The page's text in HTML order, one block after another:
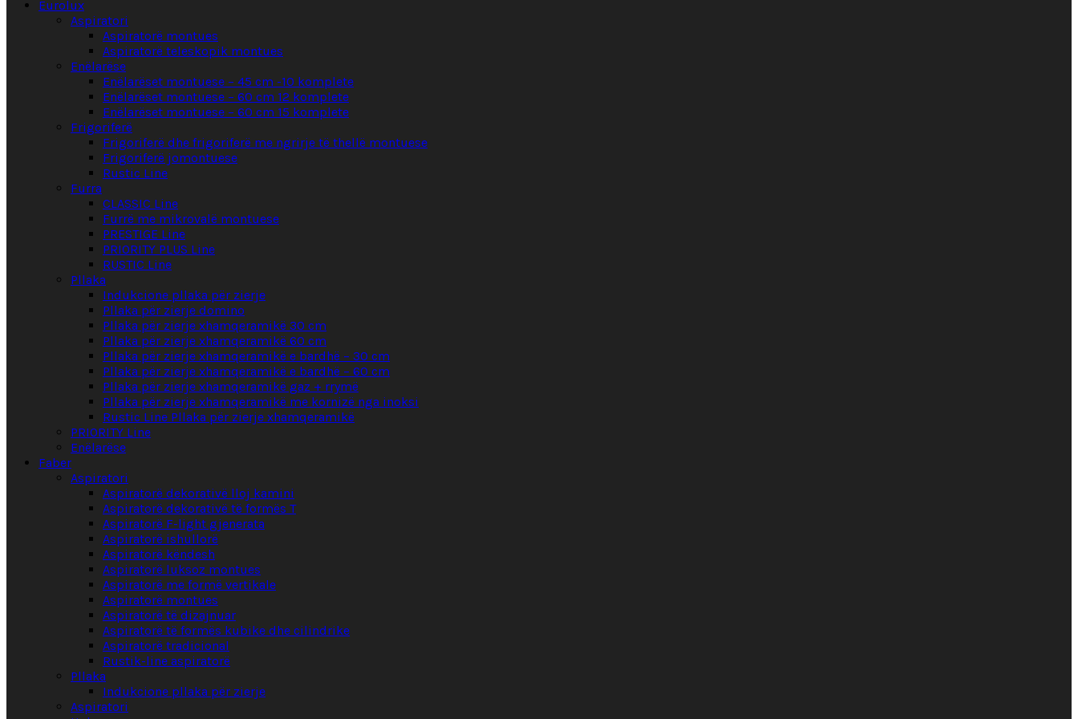
Eurolux
Aspiratori
Aspiratorë montues
Aspiratorë teleskopik montues
Enëlarëse
Enëlarëset montuese – 45 cm -10 komplete
Enëlarëset montuese – 60 cm 12 komplete
Enëlarëset montuese – 60 cm 15 komplete
Frigoriferë
Frigoriferë dhe frigoriferë me ngrirje të thellë montuese
Frigoriferë jomontuese
Rustic Line
Furra
CLASSIC Line
Furrë me mikrovalë montuese
PRESTIGE Line
PRIORITY PLUS Line
RUSTIC Line
Pllaka
Indukcione pllaka për zierje
Pllaka për zierje domino
Pllaka për zierje xhamqeramikë 30 cm
Pllaka për zierje xhamqeramikë 60 cm
Pllaka për zierje xhamqeramikë e bardhë – 30 cm
Pllaka për zierje xhamqeramikë e bardhë – 60 cm
Pllaka për zierje xhamqeramikë gaz + rrymë
Pllaka për zierje xhamqeramikë me kornizë nga inoksi
Rustic Line Pllaka për zierje xhamqeramikë
PRIORITY Line
Enëlarëse
Faber
Aspiratori
Aspiratorë dekorativë lloj kamini
Aspiratorë dekorativë të formës T
Aspiratorë F-light gjenerata
Aspiratorë ishullorë
Aspiratorë këndesh
Aspiratorë luksoz montues
Aspiratorë me formë vertikale
Aspiratorë montues
Aspiratorë të dizajnuar
Aspiratorë të formës kubike dhe cilindrike
Aspiratorë tradicional
Rustik-line aspiratorë
Pllaka
Indukcione pllaka për zierje
Aspiratori